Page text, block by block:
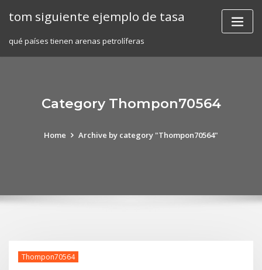
tom siguiente ejemplo de tasa
qué países tienen arenas petrolíferas
Category Thompon70564
Home Archive by category "Thompon70564"
Thompon70564